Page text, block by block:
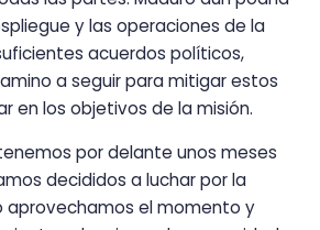
y las operaciones de la
acuerdos políticos,
a seguir para mitigar estos
en los objetivos de la misión.
por delante unos meses
decididos a luchar por la
aprovechamos el momento y